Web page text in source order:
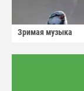
Зримая музыка